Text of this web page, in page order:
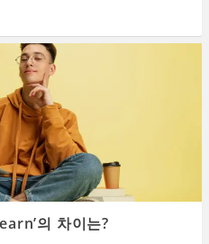
의 차이는?